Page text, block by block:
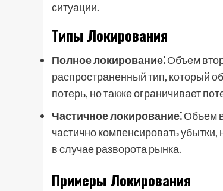
ситуации.
Типы Локирования
Полное локирование⁚Объем
распространенный тип, который
потерь, но также ограничивает
Частичное локирование⁚Объем
частично компенсировать
в случае разворота рынка.
Примеры Локирования